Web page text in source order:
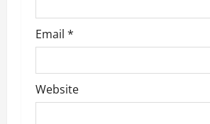
Email *
Website